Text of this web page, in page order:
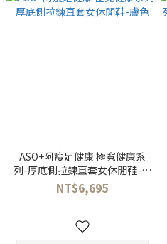
ASO+阿瘦足健康 極寬健康系
列-厚底側拉鍊直套女休閒鞋-膚
色
NT$6,695